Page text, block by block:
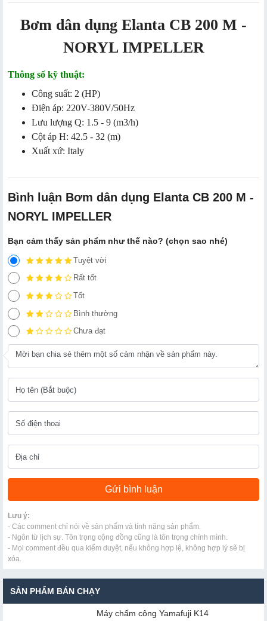
Bơm dân dụng Elanta CB 200 M -
NORYL IMPELLER
Thông số kỹ thuật:
Công suất: 2 (HP)
Điện áp: 220V-380V/50Hz
Lưu lượng Q: 1.5 - 9 (m3/h)
Cột áp H: 42.5 - 32 (m)
Xuất xứ: Italy
Bình luận Bơm dân dụng Elanta CB 200 M -
NORYL IMPELLER
Bạn cảm thấy sản phẩm như thế nào? (chọn sao nhé)
Tuyệt vời
Rất tốt
Tốt
Bình thường
Chưa đạt
Lưu ý:
- Các comment chỉ nói về sản phẩm và tính năng sản phẩm.
- Ngôn từ lịch sự. Tôn trọng cộng đồng cũng là tôn trọng chính mình.
- Mọi comment đều qua kiểm duyệt, nếu không hợp lệ, không hợp lý sẽ bị
xóa.
SẢN PHẨM BÁN CHẠY
Máy chấm cô​ng Yamafuji K14